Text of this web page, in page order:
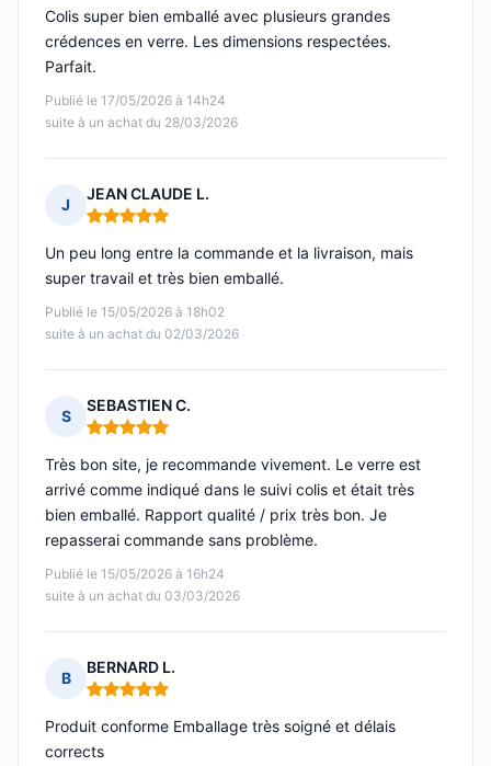
Publié le 17/05/2026 à 14h24
suite à un achat du 28/03/2026
Colis super bien emballé avec plusieurs grandes
crédences en verre. Les dimensions respectées.
Parfait.
J
JEAN CLAUDE L.
Note : 5 sur 5
Publié le 15/05/2026 à 18h02
suite à un achat du 02/03/2026
Un peu long entre la commande et la livraison, mais
super travail et très bien emballé.
S
SEBASTIEN C.
Note : 5 sur 5
Publié le 15/05/2026 à 16h24
suite à un achat du 03/03/2026
Très bon site, je recommande vivement. Le verre est
arrivé comme indiqué dans le suivi colis et était très
bien emballé. Rapport qualité / prix très bon. Je
repasserai commande sans problème.
B
BERNARD L.
Note : 5 sur 5
Produit conforme Emballage très soigné et délais
corrects